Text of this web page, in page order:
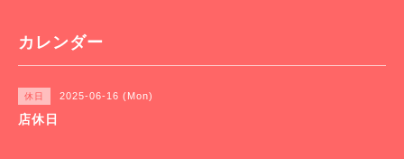
カレンダー
休日 2025-06-16 (Mon)
店休日